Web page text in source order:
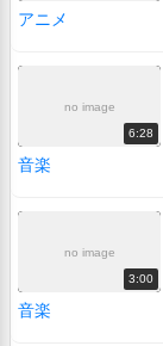
アニメ
no image
6:28
音楽
no image
3:00
音楽